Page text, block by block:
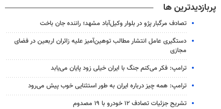
پربازدیدترین ها
تصادف مرگبار پژو در بلوار وکیل‌آباد مشهد؛ راننده جان باخت
دستگیری عامل انتشار مطالب توهین‌آمیز علیه زائران اربعین در فضای
مجازی
ترامپ: فکر می‌کنم جنگ با ایران خیلی زود پایان می‌یابد
ترامپ: همه چیز درباره ایران به طور استثنایی خوب پیش می‌رود
تشریح جزئیات تصادف ۱۲ خودرو با ۱۹ مصدوم